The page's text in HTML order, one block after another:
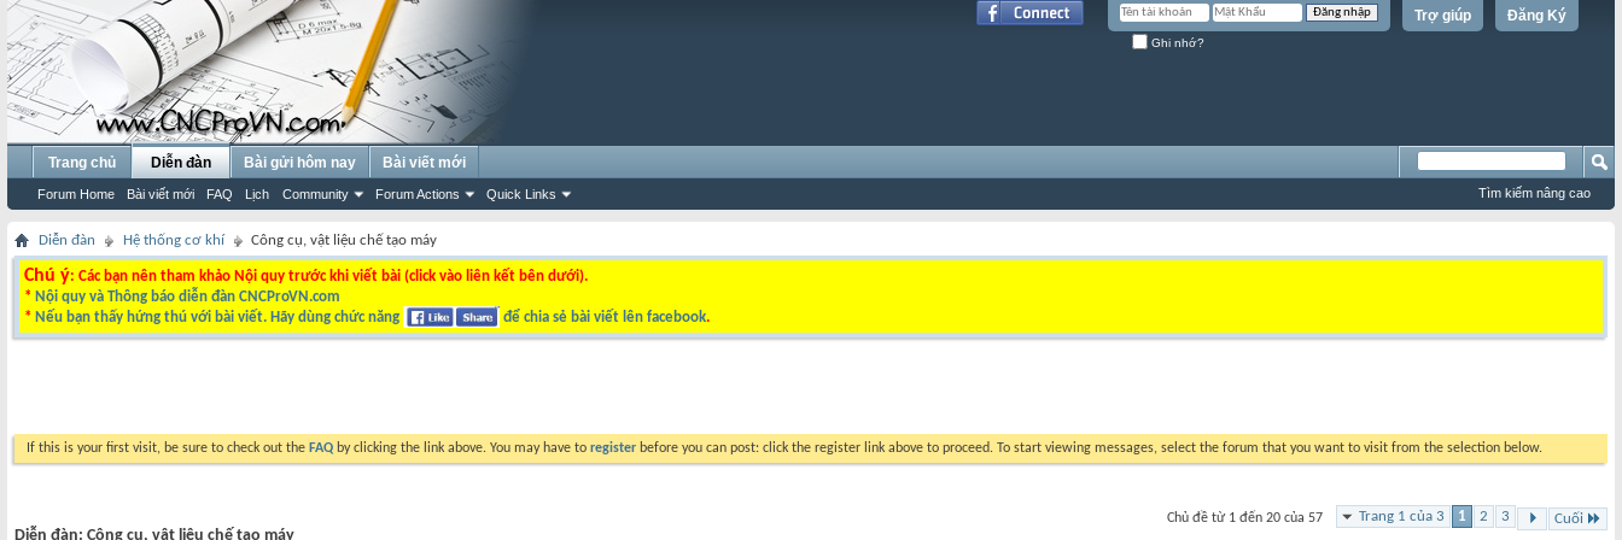
Đăng Ký
Trợ giúp
Ghi nhớ?
Trang chủ Diễn đàn
Forum Home Bài viết mới FAQ Lịch Community Forum Actions Quick Links
Bài gửi hôm nay Bài viết mới
Tìm kiếm nâng cao
Diễn đàn Hệ thống cơ khí Công cụ, vật liệu chế tạo máy
Chú ý: Các bạn nên tham khảo Nội quy trước khi viết bài (click vào liên kết bên dưới).
* Nội quy và Thông báo diễn đàn CNCProVN.com
* Nếu bạn thấy hứng thú với bài viết. Hãy dùng chức năng để chia sẻ bài viết lên facebook.
If this is your first visit, be sure to check out the FAQ by clicking the link above. You may have to register before you can post: click the register link above to proceed. To start viewing messages, select the forum that you want to visit from the selection below.
Trang 1 của 3 1 2 3 Cuối
Chủ đề từ 1 đến 20 của 57
Diễn đàn: Công cụ, vật liệu chế tạo máy